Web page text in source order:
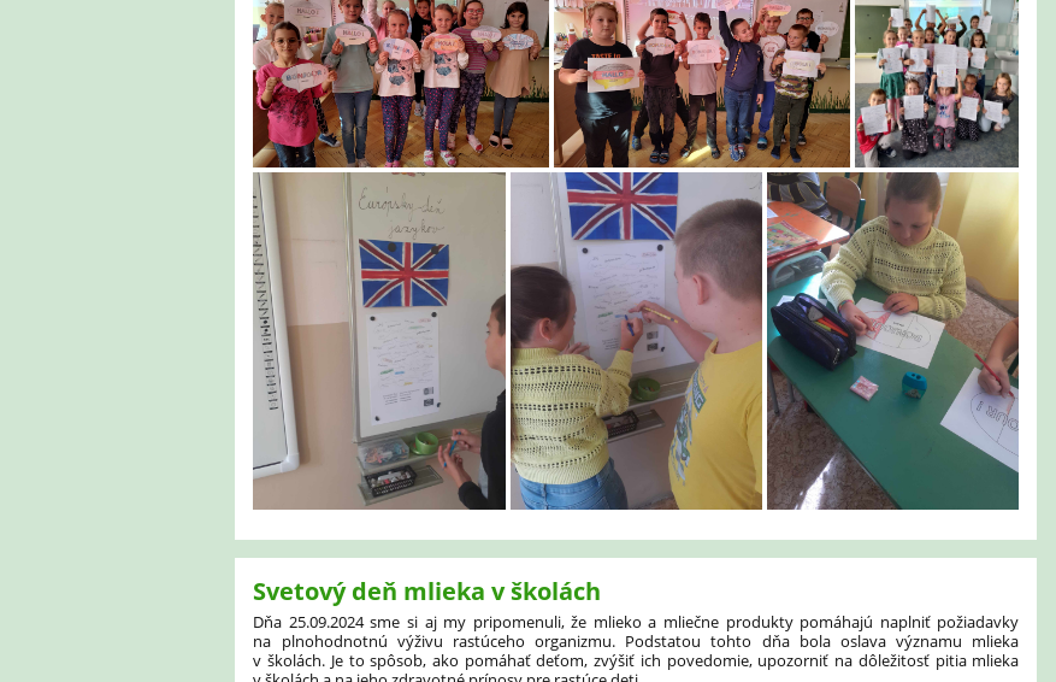
Svetový deň mlieka v školách
Dňa 25.09.2024 sme si aj my pripomenuli, že mlieko a mliečne produkty pomáhajú naplniť požiadavky
na plnohodnotnú výživu rastúceho organizmu. Podstatou tohto dňa bola oslava významu mlieka
v školách. Je to spôsob, ako pomáhať deťom, zvýšiť ich povedomie, upozorniť na dôležitosť pitia mlieka